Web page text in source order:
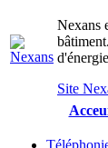
Nexans
Site